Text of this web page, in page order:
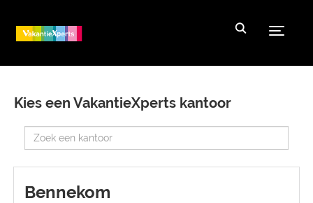
Kies een VakantieXperts kantoor
Bennekom